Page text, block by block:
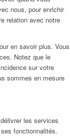
nous, pour enrichir
relation avec notre
en savoir plus. Vous
Notez que le
sur votre
sommes en mesure
les services
fonctionnalités.